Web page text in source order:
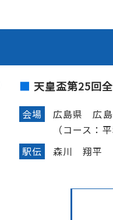
天皇盃第25回
会場
広島県 広島
（コース：
駅伝
森川 翔平